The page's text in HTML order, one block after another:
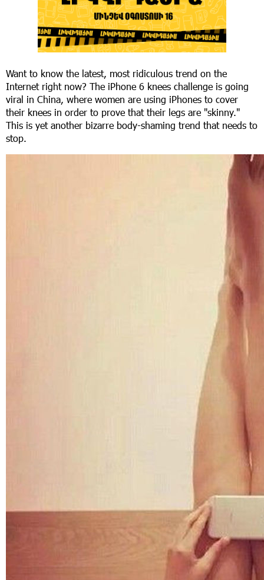
Want to know the latest, most ridiculous trend on the
Internet right now? The iPhone 6 knees challenge is going
viral in China, where women are using iPhones to cover
their knees in order to prove that their legs are "skinny."
This is yet another bizarre body-shaming trend that needs to
stop.